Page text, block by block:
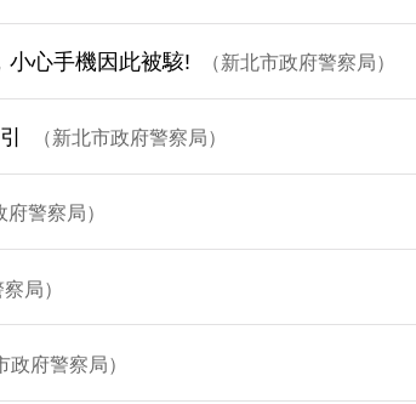
小心手機因此被駭! 新北市政府警察局
新北市政府警察局
府警察局
察局
政府警察局